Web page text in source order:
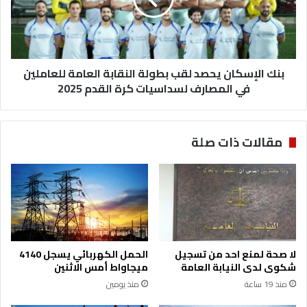
ة
ب
ض
ا
ر
ق
و
ط
ه
ع
ن
س
ي
ا
ر
إ
س
ا
ص
ل
ب
ب
ط
و
ل
ة
ا
ل
ن
ق
بنك الإسكان يحصد لقب بطولة النقابة العامة للعاملين
في المصارف لسداسيات كرة القدم 2025
مقالات ذات صلة
لا صحة لمنع احد من تسجيل
شكوى لدى النيابة العامة
منذ 19 ساعة
الحمل الكهربائي يسجل 4140
ميجاواط أمس الاثنين
منذ يومين